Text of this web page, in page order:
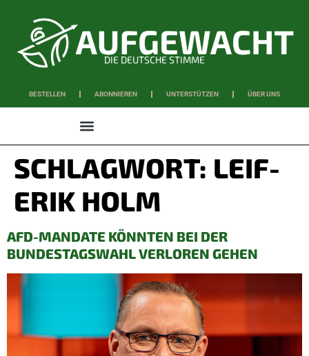
DIE DEUTSCHE STIMME
BESTELLEN ABONNIEREN UNTERSTÜTZEN ÜBER UNS
SCHLAGWORT: LEIF-
ERIK HOLM
AFD-MANDATE KÖNNTEN BEI DER
BUNDESTAGSWAHL VERLOREN GEHEN